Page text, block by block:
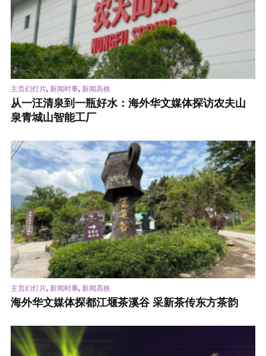
主页幻灯片, 新闻时事, 新闻高铁
从一汪清泉到一瓶好水：海外华文媒体探访农夫山
泉青城山智能工厂
主页幻灯片, 新闻时事, 新闻高铁
海外华文媒体探都江堰茶溪谷 采新茶传东方茶韵